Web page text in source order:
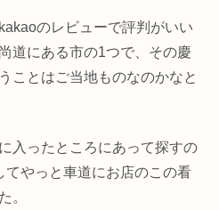
のレビューで評判がいい
道にある市の1つで、その慶
ことはご当地ものなのかなと
入ったところにあって探すの
てやっと車道にお店のこの看
。